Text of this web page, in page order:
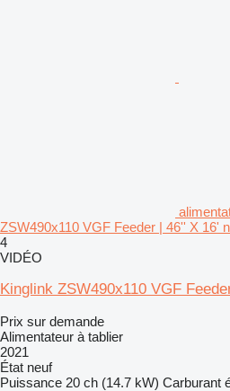
ZSW490x110 VGF Feeder | 46'' X 16'
4
VIDÉO
Kinglink ZSW490x110 VGF
Prix sur demande
Alimentateur à tablier
2021
État neuf
Puissance 20 ch (14.7 kW) Carburant